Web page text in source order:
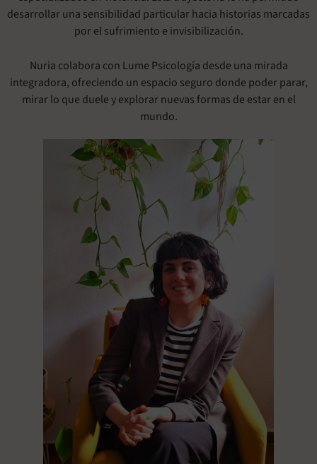
desarrollar una sensibilidad particular hacia historias marcadas
por el sufrimiento e invisibilización.
Nuria colabora con Lume Psicología desde una mirada
integradora, ofreciendo un espacio seguro donde poder parar,
mirar lo que duele y explorar nuevas formas de estar en el
mundo.